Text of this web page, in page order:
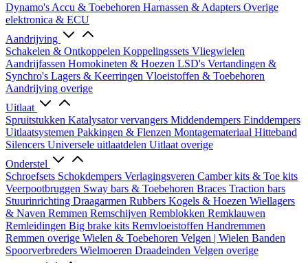
Dynamo's Accu & Toebehoren Harnassen & Adapters Overige
elektronica & ECU
Aandrijving
Schakelen & Ontkoppelen Koppelingssets Vliegwielen
Aandrijfassen Homokineten & Hoezen LSD's Vertandingen &
Synchro's Lagers & Keerringen Vloeistoffen & Toebehoren
Aandrijving overige
Uitlaat
Spruitstukken Katalysator vervangers Middendempers Einddempers
Uitlaatsystemen Pakkingen & Flenzen Montagemateriaal Hitteband
Silencers Universele uitlaatdelen Uitlaat overige
Onderstel
Schroefsets Schokdempers Verlagingsveren Camber kits & Toe kits
Veerpootbruggen Sway bars & Toebehoren Braces Traction bars
Stuurinrichting Draagarmen Rubbers Kogels & Hoezen Wiellagers
& Naven Remmen Remschijven Remblokken Remklauwen
Remleidingen Big brake kits Remvloeistoffen Handremmen
Remmen overige Wielen & Toebehoren Velgen | Wielen Banden
Spoorverbreders Wielmoeren Draadeinden Velgen overige